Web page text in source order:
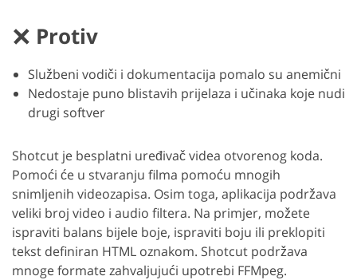
Protiv
Službeni vodiči i dokumentacija pomalo su anemični
Nedostaje puno blistavih prijelaza i učinaka koje nudi
drugi softver
Shotcut je besplatni uređivač videa otvorenog koda.
Pomoći će u stvaranju filma pomoću mnogih
snimljenih videozapisa. Osim toga, aplikacija podržava
veliki broj video i audio filtera. Na primjer, možete
ispraviti balans bijele boje, ispraviti boju ili preklopiti
tekst definiran HTML oznakom. Shotcut podržava
mnoge formate zahvaljujući upotrebi FFMpeg.